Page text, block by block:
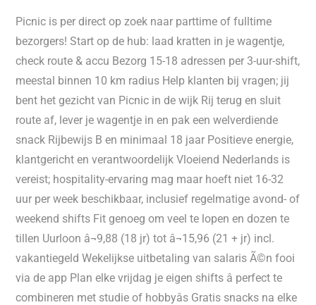
Picnic is per direct op zoek naar parttime of fulltime
bezorgers! Start op de hub: laad kratten in je wagentje,
check route & accu Bezorg 15-18 adressen per 3-uur-shift,
meestal binnen 10 km radius Help klanten bij vragen; jij
bent het gezicht van Picnic in de wijk Rij terug en sluit
route af, lever je wagentje in en pak een welverdiende
snack Rijbewijs B en minimaal 18 jaar Positieve energie,
klantgericht en verantwoordelijk Vloeiend Nederlands is
vereist; hospitality-ervaring mag maar hoeft niet 16-32
uur per week beschikbaar, inclusief regelmatige avond- of
weekend shifts Fit genoeg om veel te lopen en dozen te
tillen Uurloon â¬9,88 (18 jr) tot â¬15,96 (21 + jr) incl.
vakantiegeld Wekelijkse uitbetaling van salaris Ã©n fooi
via de app Plan elke vrijdag je eigen shifts â perfect te
combineren met studie of hobbyâs Gratis snacks na elke